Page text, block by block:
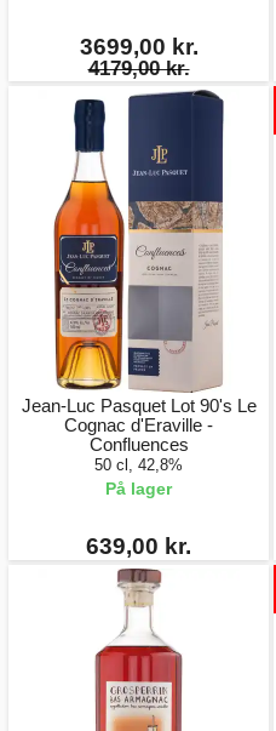
3699,00 kr.
4179,00 kr.
Jean-Luc Pasquet Lot 90's Le
Cognac d'Eraville -
Confluences
50 cl, 42,8%
På lager
639,00 kr.